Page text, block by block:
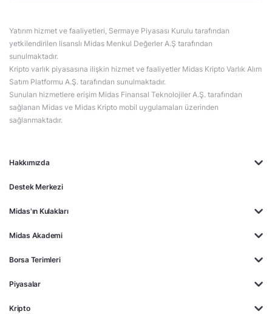
Hakkımızda
Destek Merkezi
Midas'ın Kulakları
Midas Akademi
Borsa Terimleri
Piyasalar
Kripto
Yatırım hizmet ve faaliyetleri, Sermaye Piyasası Kurulu tarafından
yetkilendirilen lisanslı Midas Menkul Değerler A.Ş tarafından
sunulmaktadır.
Kripto varlık piyasasına ilişkin hizmet ve faaliyetler Midas Kripto Varlık Alım
Satım Platformu A.Ş. tarafından sunulmaktadır.
Sunulan hizmetlere erişim Midas Finansal Teknolojiler A.Ş. tarafından
sağlanan Midas ve Midas Kripto mobil uygulamaları üzerinden
sağlanmaktadır.